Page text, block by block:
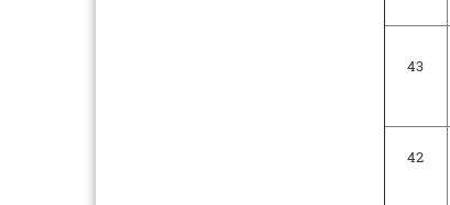
43
42